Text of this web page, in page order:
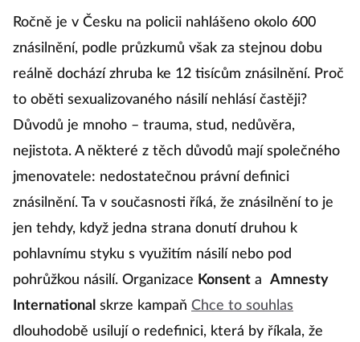
Ročně je v Česku na policii nahlášeno okolo 600
znásilnění, podle průzkumů však za stejnou dobu
reálně dochází zhruba ke 12 tisícům znásilnění. Proč
to oběti sexualizovaného násilí nehlásí častěji?
Důvodů je mnoho – trauma, stud, nedůvěra,
nejistota. A některé z těch důvodů mají společného
jmenovatele: nedostatečnou právní definici
znásilnění. Ta v současnosti říká, že znásilnění to je
jen tehdy, když jedna strana donutí druhou k
pohlavnímu styku s využitím násilí nebo pod
pohrůžkou násilí. Organizace Konsent a
Amnesty
International skrze kampaň Chce to souhlas
dlouhodobě usilují o redefinici, která by říkala, že